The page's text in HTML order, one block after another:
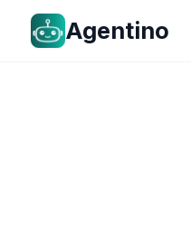
Agentino